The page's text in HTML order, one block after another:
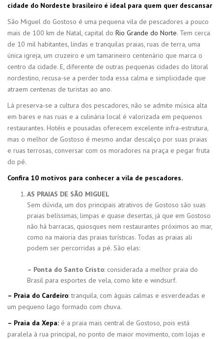
cidade do Nordeste brasileiro é ideal para quem quer descansar
São Miguel do Gostoso é uma pequena vila de pescadores a pouco
mais de 100 km de Natal, capital do Rio Grande do Norte. Tem cerca
de 10 mil habitantes, lindas e tranquilas praias, ruas de terra, uma
única igreja, um cruzeiro e um tamarineiro centenário que marca o
centro da cidade. E, diferente de outras pequenas cidades do litoral
nordestino, recusa-se a perder toda essa calma e simplicidade que
atraem centenas de turistas ao ano.
Lá preserva-se a cultura dos pescadores, não se admite música alta
em bares e nas ruas e a culinária local é valorizada em pequenos
restaurantes. Hotéis e pousadas oferecem excelente infra-estrutura,
mas o melhor de Gostoso é mesmo andar descalço por suas praias
e ruas terrosas, conversar com os moradores na praça e pegar fruta
do pé.
Confira 10 motivos para conhecer a vila de pescadores.
AS PRAIAS DE SÃO MIGUEL
Sem dúvida, um dos principais atrativos de Gostoso são suas
praias belíssimas, limpas e quase desertas, já que em Gostoso
não há barracas, quiosques nem restaurantes próximos ao mar,
como na maioria das praias turísticas. Todas as praias ali
podem ser percorridas a pé. São elas:
– Ponta do Santo Cristo: considerada a melhor praia do
Brasil para esportes de vela, como kite e windsurf.
– Praia do Cardeiro: tranquila, com águas calmas e esverdeadas e
um pequeno lago formado com chuva.
– Praia da Xepa: é a praia mais central de Gostoso, pois está
paralela à rua principal, no ponto de maior movimento, com lojas e